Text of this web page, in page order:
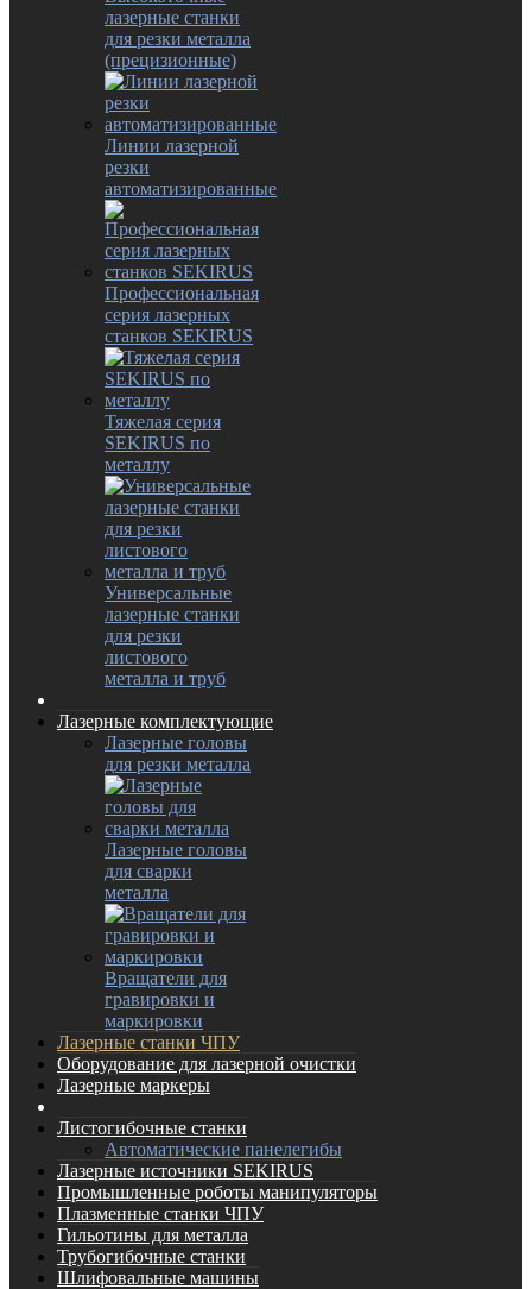
лазерные станки
для резки металла
(прецизионные)
Линии лазерной
резки
автоматизированные
Профессиональная
серия лазерных
станков SEKIRUS
Тяжелая серия
SEKIRUS по
металлу
Универсальные
лазерные станки
для резки
листового
металла и труб
Лазерные комплектующие
Лазерные головы
для резки металла
Лазерные головы
для сварки
металла
Вращатели для
гравировки и
маркировки
Лазерные станки ЧПУ
Оборудование для лазерной очистки
Лазерные маркеры
Листогибочные станки
Автоматические панелегибы
Лазерные источники SEKIRUS
Промышленные роботы манипуляторы
Плазменные станки ЧПУ
Гильотины для металла
Трубогибочные станки
Шлифовальные машины